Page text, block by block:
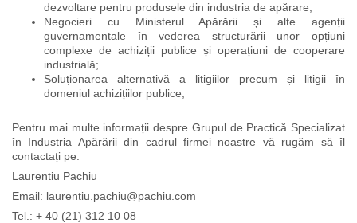
dezvoltare pentru produsele din industria de apărare;
Negocieri cu Ministerul Apărării și alte agenții
guvernamentale în vederea structurării unor opțiuni
complexe de achiziții publice și operațiuni de cooperare
industrială;
Soluționarea alternativă a litigiilor precum și litigii în
domeniul achizițiilor publice;
Pentru mai multe informații despre Grupul de Practică Specializat
în Industria Apărării din cadrul firmei noastre vă rugăm să îl
contactați pe:
Laurentiu Pachiu
Email: laurentiu.pachiu@pachiu.com
Tel.: + 40 (21) 312 10 08